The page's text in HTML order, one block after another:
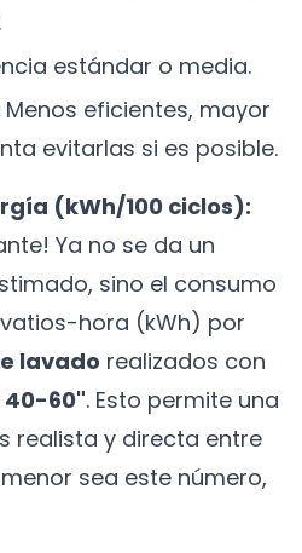
estándar o media.
Menos eficientes, mayor
evitarlas si es posible.
(kWh/100 ciclos):
Ya no se da un
sino el consumo
hora (kWh) por
lavado realizados con
40-60". Esto permite una
realista y directa entre
sea este número,